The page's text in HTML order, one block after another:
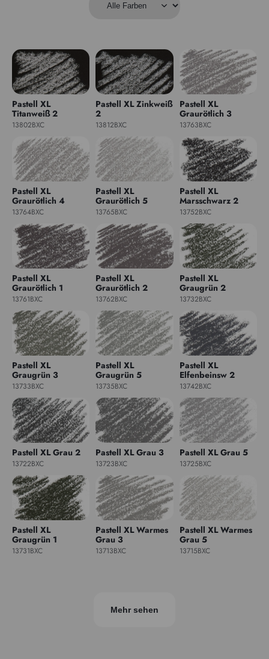
Pastell XL
Titanweiß 2
13802BXC
Pastell XL Zinkweiß
2
13812BXC
Pastell XL
Graurötlich 3
13763BXC
Pastell XL
Graurötlich 4
13764BXC
Pastell XL
Graurötlich 5
13765BXC
Pastell XL
Marsschwarz 2
13752BXC
Pastell XL
Graurötlich 1
13761BXC
Pastell XL
Graurötlich 2
13762BXC
Pastell XL
Graugrün 2
13732BXC
Pastell XL
Graugrün 3
13733BXC
Pastell XL
Graugrün 5
13735BXC
Pastell XL
Elfenbeinsw 2
13742BXC
Pastell XL Grau 2
13722BXC
Pastell XL Grau 3
13723BXC
Pastell XL Grau 5
13725BXC
Pastell XL
Graugrün 1
13731BXC
Pastell XL Warmes
Grau 3
13713BXC
Pastell XL Warmes
Grau 5
13715BXC
Mehr sehen